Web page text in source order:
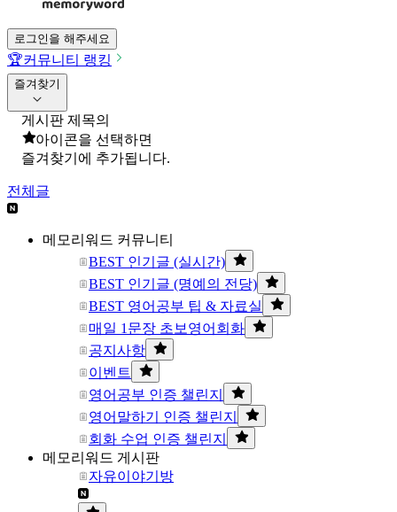
로그인을 해주세요
🏆커뮤니티 랭킹
즐겨찾기
게시판 제목의
아이콘을 선택하면
즐겨찾기에 추가됩니다.
전체글
메모리워드 커뮤니티
BEST 인기글 (실시간)
BEST 인기글 (명예의 전당)
BEST 영어공부 팁 & 자료실
매일 1문장 초보영어회화
공지사항
이벤트
영어공부 인증 챌린지
영어말하기 인증 챌린지
회화 수업 인증 챌린지
메모리워드 게시판
자유이야기방